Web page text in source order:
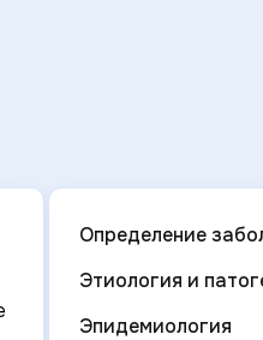
Определение
Этиология и
Эпидемиология